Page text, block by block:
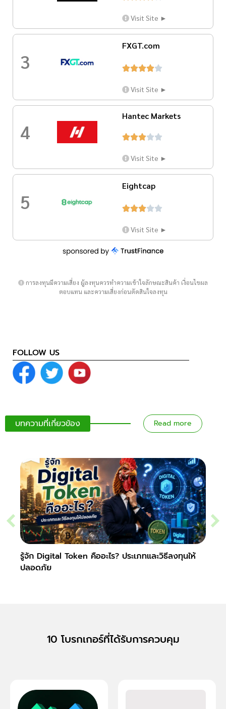
Visit Site ►
3
FXGT.com

Visit Site ►
4
Hantec Markets

Visit Site ►
5
Eightcap

Visit Site ►
การลงทุนมีความเสี่ยง ผู้ลงทุนควรทำความเข้าใจลักษณะสินค้า เงื่อนไขผล
ตอบแทน และความเสี่ยงก่อนตัดสินใจลงทุน
FOLLOW US
บทความที่เกี่ยวข้อง Read more
รู้จัก Digital Token คืออะไร? ประเภทและวิธีลงทุนให้
ปลอดภัย
10 โบรกเกอร์ที่ได้รับการควบคุม